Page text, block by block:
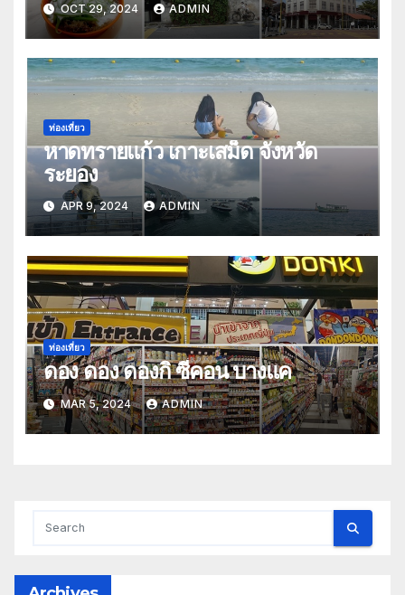
OCT 29, 2024 ADMIN
ท่องเที่ยว
หาดทรายแก้ว เกาะเสม็ด จังหวัด
ระยอง
APR 9, 2024 ADMIN
ท่องเที่ยว
ดอง ดอง ดองกิ ซีคอน บางแค
MAR 5, 2024 ADMIN